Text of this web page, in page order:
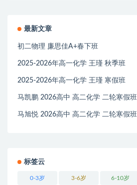
最新文章
初二物理 廉思佳A+春下班
2025-2026年高一化学 王瑾 秋季班
2025-2026年高一化学 王瑾 寒假班
马凯鹏 2026高中 高二化学 二轮寒假班
马旭悦 2026高中 高二化学 二轮寒假班
标签云
0-3岁 3-6岁 6-10岁